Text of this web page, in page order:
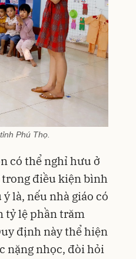
Phú Thọ.
có thể nghỉ hưu ở
điều kiện bình
là, nếu nhà giáo có
tỷ lệ phần trăm
định này thể hiện
nặng nhọc, đòi hỏi